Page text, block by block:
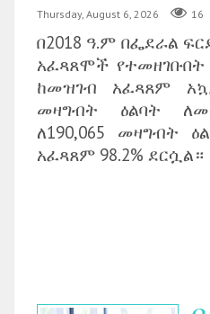
Thursday, August 6, 2026 16
በ2018 ዓ.ም በፌደራል
አፈጻጸሞች
ከመዝገብ አፈጻጸም
መዛግብት ዕልባት
ለ190,065 መዛግብት
አፈጻጸም 98.2% ደርሷል።